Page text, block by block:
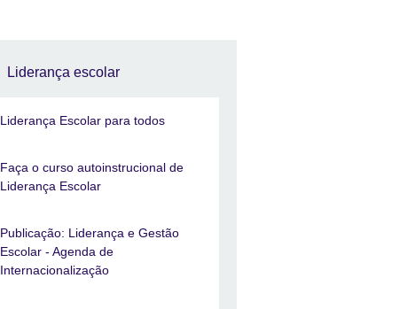
Liderança escolar
Liderança Escolar para todos
Faça o curso autoinstrucional de
Liderança Escolar
Publicação: Liderança e Gestão
Escolar - Agenda de
Internacionalização